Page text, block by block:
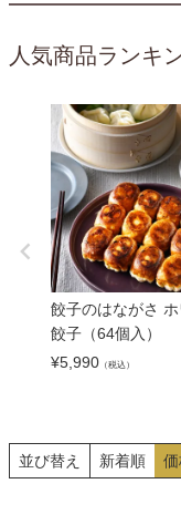
人気商品ランキ
餃子のはながさ ホ
餃子（64個入）
¥5,990 （税込）
並び替え 新着順